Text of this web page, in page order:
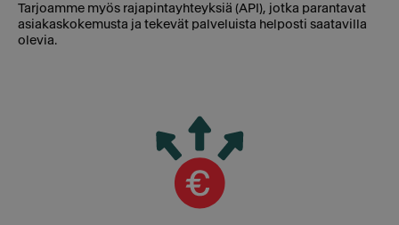
Tarjoamme myös rajapintayhteyksiä (API), jotka parantavat
asiakaskokemusta ja tekevät palveluista helposti saatavilla
olevia.